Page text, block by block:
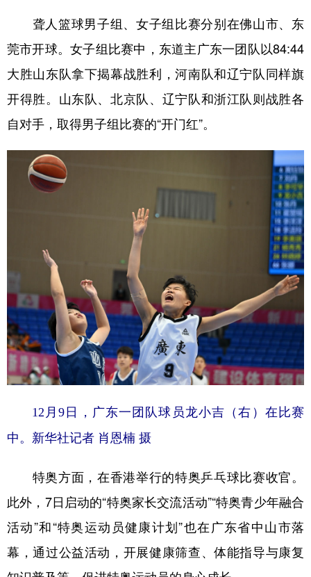
聋人篮球男子组、女子组比赛分别在佛山市、东
莞市开球。女子组比赛中，东道主广东一团队以84:44
大胜山东队拿下揭幕战胜利，河南队和辽宁队同样旗
开得胜。山东队、北京队、辽宁队和浙江队则战胜各
自对手，取得男子组比赛的“开门红”。
12月9日，广东一团队球员龙小吉（右）在比赛
中。新华社记者 肖恩楠 摄
特奥方面，在香港举行的特奥乒乓球比赛收官。
此外，7日启动的“特奥家长交流活动”“特奥青少年融合
活动”和“特奥运动员健康计划”也在广东省中山市落
幕，通过公益活动，开展健康筛查、体能指导与康复